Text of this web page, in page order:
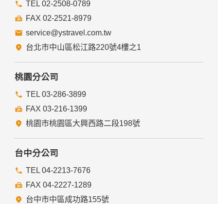
提供的連結，點選進入其他網站。但該連結網站不適用本網站
的隱私權保護政策，您必須參考該連結網站中的隱私權保護政
策。
五、與第三人共用個人資料之政策
本網站絕不會提供、交換、出租或出售任何您的個人資料給其
他個人、團體、私人企業或公務機關，但有法律依據或合約義
務者，不在此限。
前項但書之情形包括不限於：
經由您書面同意。
法律明文規定。
與公務機關或學術研究機構合作，基於公共利益為統計或學術
研究而有必要，且資料經過提供者處理或蒐集者依其揭露方式
無從識別特定之當事人。
當您在網站的行為，違反服務條款或可能損害或妨礙網站與其
揭露您的個人資料是為了辨識、聯絡或採取法律行動所必要
者。
TEL 02-2508-0789
FAX 02-2521-8979
service@ystravel.com.tw
台北市中山區松江路220號4樓之1
桃園分公司
TEL 03-286-3899
FAX 03-216-1399
桃園市桃園區大興西路二段198號
台中分公司
TEL 04-2213-7676
FAX 04-2227-1289
台中市中區成功路155號